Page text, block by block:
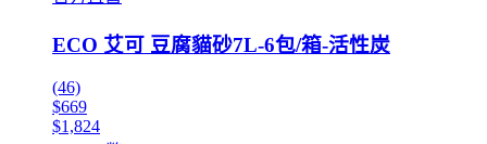
ECO 艾可 豆腐貓砂7L-6包/箱-活性炭
(46)
$669
$1,824